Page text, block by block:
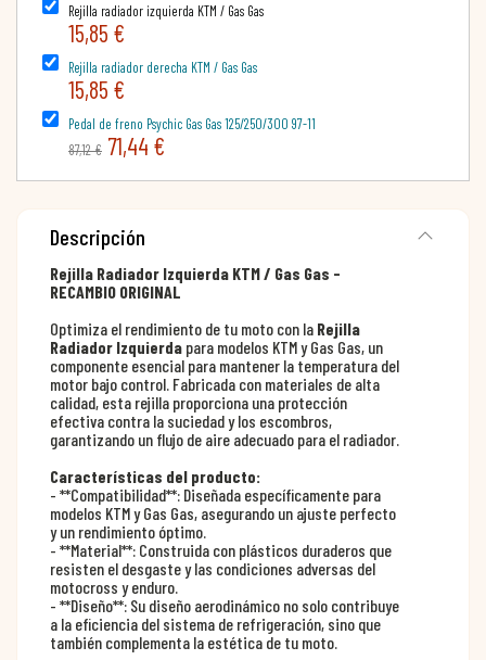
Rejilla radiador izquierda KTM / Gas Gas
15,85 €
Rejilla radiador derecha KTM / Gas Gas
15,85 €
Pedal de freno Psychic Gas Gas 125/250/300 97-11
87,12 € 71,44 €
Descripción
Rejilla Radiador Izquierda KTM / Gas Gas -
RECAMBIO ORIGINAL
Optimiza el rendimiento de tu moto con la Rejilla
Radiador Izquierda para modelos KTM y Gas Gas, un
componente esencial para mantener la temperatura del
motor bajo control. Fabricada con materiales de alta
calidad, esta rejilla proporciona una protección
efectiva contra la suciedad y los escombros,
garantizando un flujo de aire adecuado para el radiador.
Características del producto:
- **Compatibilidad**: Diseñada específicamente para
modelos KTM y Gas Gas, asegurando un ajuste perfecto
y un rendimiento óptimo.
- **Material**: Construida con plásticos duraderos que
resisten el desgaste y las condiciones adversas del
motocross y enduro.
- **Diseño**: Su diseño aerodinámico no solo contribuye
a la eficiencia del sistema de refrigeración, sino que
también complementa la estética de tu moto.